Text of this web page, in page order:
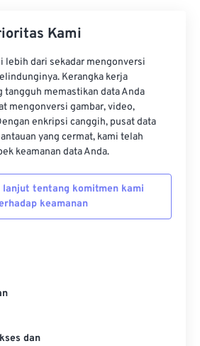
Kami
lebih dari sekadar mengonversi
Kerangka kerja
tangguh memastikan data Anda
mengonversi gambar, video,
enkripsi canggih, pusat data
yang cermat, kami telah
keamanan data Anda.
lanjut tentang komitmen kami
keamanan
dan